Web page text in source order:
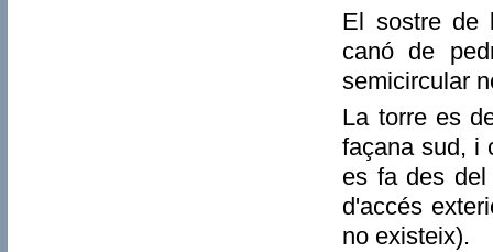
El sostre de
canó de
semicircular
La torre es
façana sud, i
es fa des del
d'accés
no existeix).